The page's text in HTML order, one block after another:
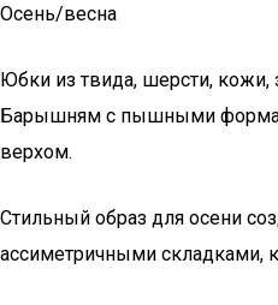
Осень/весна
Юбки из твида, шерсти, кожи,
Барышням с пышными
верхом.
Стильный образ для осени
ассиметричными складками,